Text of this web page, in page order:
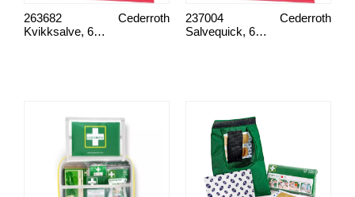
Kvikksalve, 6470
Cederroth
263682
Salvequick, 6454 fingertop
Cederroth
237004